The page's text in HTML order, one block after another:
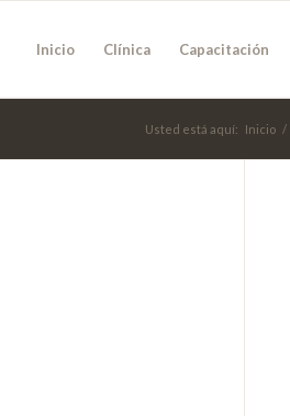
Inicio Clínica Capacitación
Usted está aquí: Inicio /